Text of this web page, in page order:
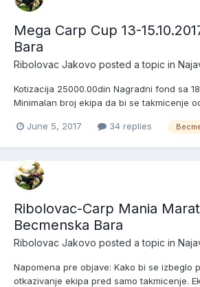
Mega Carp Cup 13-
Bara
Ribolovac Jakovo posted a topic in
Kotizacija 25000.00din Nagradni fond sa
Minimalan broj ekipa da bi se takmicenje
--------------------110000.00din 17
June 5, 2017 34 replies
Ribolovac-Carp Mania
Becmenska Bara
Ribolovac Jakovo posted a topic in
Napomena pre objave: Kako bi se izbeglo
otkazivanje ekipa pred samo takmicenje.